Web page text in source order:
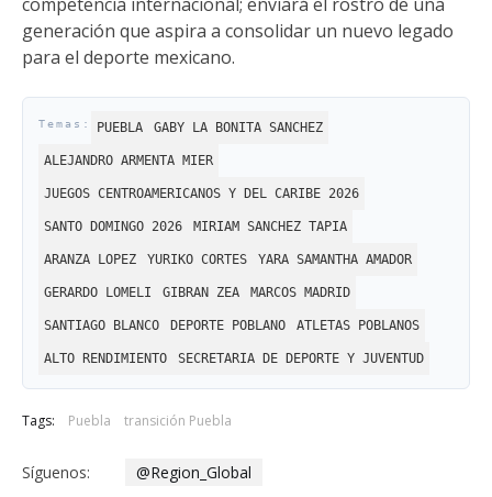
generación que aspira a consolidar un nuevo legado
para el deporte mexicano.
PUEBLA GABY LA BONITA SANCHEZ
ALEJANDRO ARMENTA MIER
JUEGOS CENTROAMERICANOS Y DEL CARIBE 2026
SANTO DOMINGO 2026 MIRIAM SANCHEZ TAPIA
ARANZA LOPEZ YURIKO CORTES YARA SAMANTHA AMADOR
GERARDO LOMELI GIBRAN ZEA MARCOS MADRID
SANTIAGO BLANCO DEPORTE POBLANO ATLETAS POBLANOS
ALTO RENDIMIENTO SECRETARIA DE DEPORTE Y JUVENTUD
Tags: Puebla transición Puebla
Síguenos: @Region_Global